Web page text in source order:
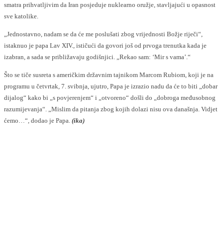
smatra prihvatljivim da Iran posjeduje nuklearno oružje, stavljajući u opasnost
sve katolike.
„Jednostavno, nadam se da će me poslušati zbog vrijednosti Božje riječi“,
istaknuo je papa Lav XIV., ističući da govori još od prvoga trenutka kada je
izabran, a sada se približavaju godišnjici. „Rekao sam: ‘Mir s vama’.“
Što se tiče susreta s američkim državnim tajnikom Marcom Rubiom, koji je na
programu u četvrtak, 7. svibnja, ujutro, Papa je izrazio nadu da će to biti „dobar
dijalog“ kako bi „s povjerenjem“ i „otvoreno“ došli do „dobroga međusobnog
razumijevanja“. „Mislim da pitanja zbog kojih dolazi nisu ova današnja. Vidjet
ćemo…“, dodao je Papa. (ika)